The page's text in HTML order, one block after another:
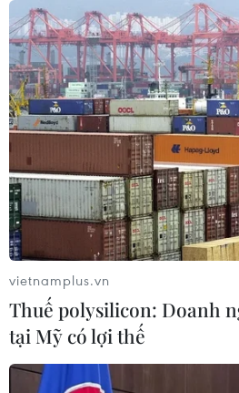
06/08/2026 13:24
NATO ưu tiên đẩy nhanh
giao hệ thống phòng không
Ukraine
06/08/2026 12:24
Thắt chặt tình hữu nghị sắt
các cựu chuyên gia quân sự
Việt Nam
06/08/2026 06:23
đầu vụ đâm dao ở trung tâm
vietnamplus.vn
Thuế polysilicon: Doanh
tại Mỹ có lợi thế